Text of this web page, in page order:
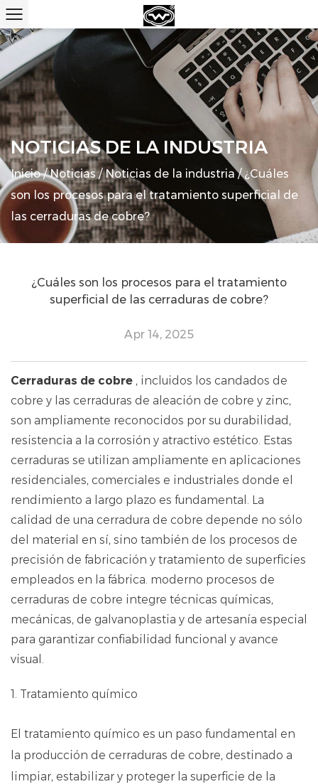
NOTICIAS DE LA INDUSTRIA
Inicio/Noticias/Noticias de la industria/¿Cuáles
son los procesos para el tratamiento superficial de
las cerraduras de cobre?
¿Cuáles son los procesos para el tratamiento
superficial de las cerraduras de cobre?
Apr 14, 2025
Cerraduras de cobre , incluidos los candados de
cobre y las cerraduras de aleación de cobre y zinc,
son ampliamente reconocidos por su durabilidad,
resistencia a la corrosión y atractivo estético. Estas
cerraduras se utilizan ampliamente en aplicaciones
residenciales, comerciales e industriales donde el
rendimiento a largo plazo es fundamental. La
calidad de una cerradura de cobre depende no sólo
del material en sí, sino también de los procesos de
precisión de fabricación y tratamiento de superficies
empleados en la fábrica. moderno procesos de
cerraduras de cobre integre técnicas químicas,
mecánicas, de galvanoplastia y de artesanía especial
para garantizar confiabilidad funcional y avance
visual.
1. Tratamiento químico
El tratamiento químico es un paso fundamental en
la producción de cerraduras de cobre, destinado a
limpiar, estabilizar y proteger la superficie de la